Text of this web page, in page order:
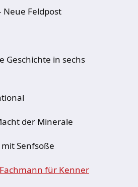
Neue Feldpost
Geschichte in sechs
der Minerale
Senfsoße
für Kenner